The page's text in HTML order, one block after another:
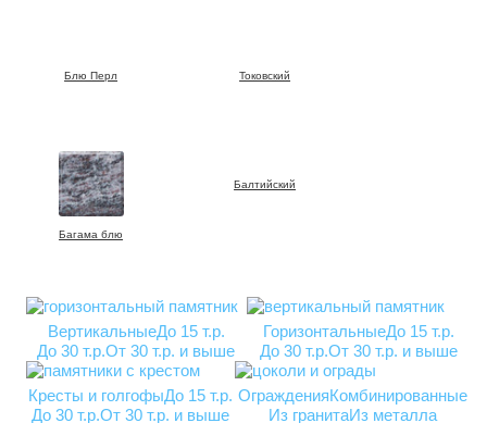
Блю Перл
Багама блю
Токовский
Балтийский
ВертикальныеДо 15 т.р.
До 30 т.р.От 30 т.р. и выше
ГоризонтальныеДо 15 т.р.
До 30 т.р.От 30 т.р. и выше
Кресты и голгофыДо 15 т.р.
До 30 т.р.От 30 т.р. и выше
ОгражденияКомбинированные
Из гранитаИз металла